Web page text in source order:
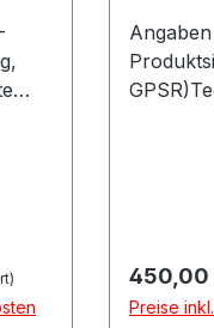
450,00
Preise